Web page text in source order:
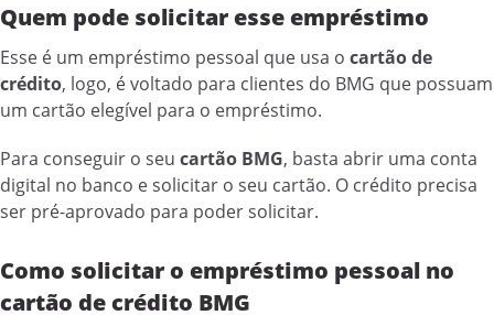
Quem pode solicitar esse empréstimo
Esse é um empréstimo pessoal que usa o cartão de
crédito, logo, é voltado para clientes do BMG que possuam
um cartão elegível para o empréstimo.
Para conseguir o seu cartão BMG, basta abrir uma conta
digital no banco e solicitar o seu cartão. O crédito precisa
ser pré-aprovado para poder solicitar.
Como solicitar o empréstimo pessoal no
cartão de crédito BMG